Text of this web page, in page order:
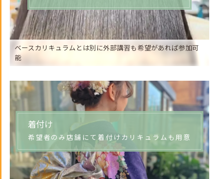
ベースカリキュラムとは別に外部講習も希望があれば参加可
能
着付け
希望者のみ店舗にて着付けカリキュラムも用意